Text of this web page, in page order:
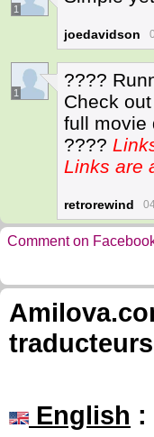
1
joedavidson
1
????
Check
full movie
????
Links are
retrorewind
Comment on
English :